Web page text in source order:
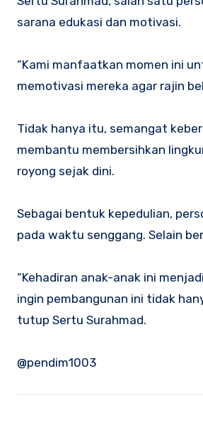
sarana edukasi dan motivasi.
“Kami manfaatkan momen ini
memotivasi mereka agar rajin
Tidak hanya itu, semangat
membantu membersihkan
royong sejak dini.
Sebagai bentuk kepedulian,
pada waktu senggang. Selain
“Kehadiran anak-anak ini
ingin pembangunan ini tidak
tutup Sertu Surahmad.
@pendim1003